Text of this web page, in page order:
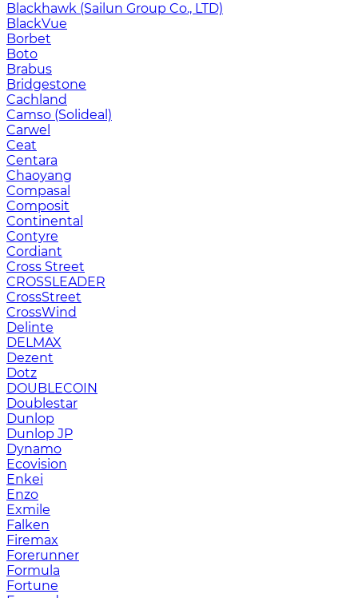
Blackhawk (Sailun Group Co., LTD)
BlackVue
Borbet
Boto
Brabus
Bridgestone
Cachland
Camso (Solideal)
Carwel
Ceat
Centara
Chaoyang
Compasal
Composit
Continental
Contyre
Cordiant
Cross Street
CROSSLEADER
CrossStreet
CrossWind
Delinte
DELMAX
Dezent
Dotz
DOUBLECOIN
Doublestar
Dunlop
Dunlop JP
Dynamo
Ecovision
Enkei
Enzo
Exmile
Falken
Firemax
Forerunner
Formula
Fortune